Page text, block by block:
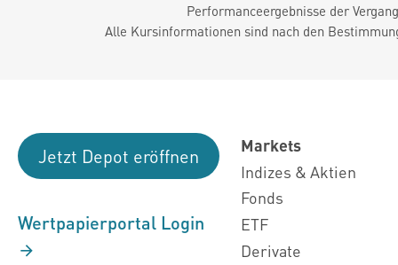
Performanceergebnisse der
Alle Kursinformationen sind nach den
Jetzt Depot eröffnen
Wertpapierportal Login
Markets
Indizes & Aktien
Fonds
ETF
Derivate